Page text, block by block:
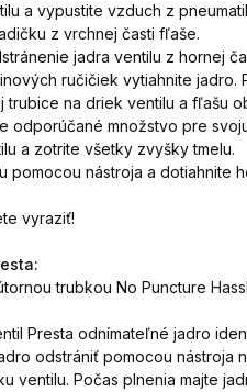
a vypustite vzduch z
z vrchnej časti fľaše.
jadra ventilu z hornej
ručičiek vytiahnite jadro.
na driek ventilu a fľašu
odporúčané množstvo pre
a zotrite všetky zvyšky tmelu.
pomocou nástroja a
vyraziť!
trubkou No Puncture
Presta odnímateľné jadro
odstrániť pomocou
ventilu. Počas plnenia majte